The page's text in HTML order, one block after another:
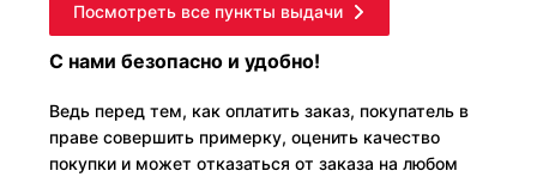
Посмотреть все пункты выдачи
С нами безопасно и удобно!
Ведь перед тем, как оплатить заказ, покупатель в
праве совершить примерку, оценить качество
покупки и может отказаться от заказа на любом